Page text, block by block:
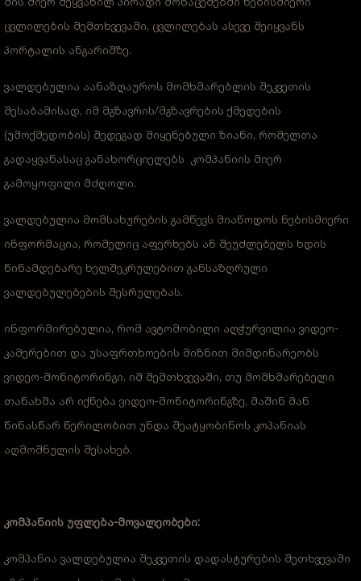
ცვლილების შემთხვევაში, ცვლილებას ასევე შეიყვანს
პორტალის ანგარიშზე.
ვალდებულია აანაზღაუროს მომხმარებლის შეკვეთის
შესაბამისად, იმ მგზავრის/მგზავრების ქმედების
(უმოქმედობის) შედეგად მიყენებული ზიანი, რომელთა
გადაყვანასაც განახორციელებს კომპანიის მიერ
გამოყოფილი მძღოლი.
ვალდებულია მომსახურების გამწევს მიაწოდოს ნებისმიერი
ინფორმაცია, რომელიც აფერხებს ან შეუძლებელს ხდის
წინამდებარე ხელშეკრულებით განსაზღრული
ვალდებულებების შესრულებას.
ინფორმირებულია, რომ ავტომობილი აღჭურვილია ვიდეო-
კამერებით და უსაფრთხოების მიზნით მიმდინარეობს
ვიდეო-მონიტორინგი. იმ შემთხვევაში, თუ მომხმარებელი
თანახმა არ იქნება ვიდეო-მონიტორინგზე, მაშინ მან
წინასწარ წერილობით უნდა შეატყობინოს კოპანიას
აღმოშნულის შესახებ.
კომპანიის უფლება-მოვალეობები:
კომპანია ვალდებულია შეკვეთის დადასტურების შეთხვევაში